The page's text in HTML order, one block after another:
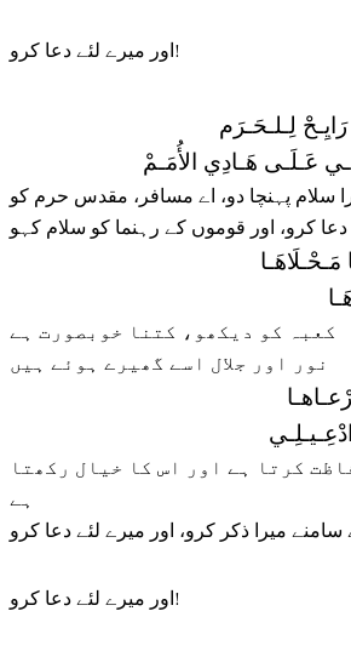
اور میرے لئے دعا کرو!
لِـلـحَـرَم
عَـلَـى هَـادِي الأُمَـمْ
سلام پہنچا دو، اے مسافر، مقدس حرم کو
دعا کرو، اور قوموں کے رہنما کو سلام کہو
مَـحْـلَاهَـا
کعبہ کو دیکھو، کتنا خوبصورت ہے
نور اور جلال اسے گھیرے ہوئے ہیں
کرتا ہے اور اس کا خیال رکھتا
ہے
میرا ذکر کرو، اور میرے لئے دعا کرو
اور میرے لئے دعا کرو!